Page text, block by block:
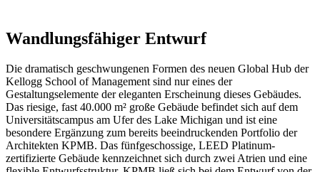
Wandlungsfähiger Entwurf
Die dramatisch geschwungenen Formen des neuen Global Hub der
Kellogg School of Management sind nur eines der
Gestaltungselemente der eleganten Erscheinung dieses Gebäudes.
Das riesige, fast 40.000 m² große Gebäude befindet sich auf dem
Universitätscampus am Ufer des Lake Michigan und ist eine
besondere Ergänzung zum bereits beeindruckenden Portfolio der
Architekten KPMB. Das fünfgeschossige, LEED Platinum-
zertifizierte Gebäude kennzeichnet sich durch zwei Atrien und eine